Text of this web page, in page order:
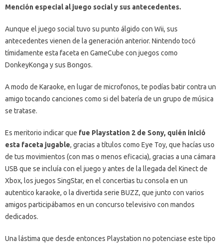
Mención especial al juego socialy sus antecedentes.
Aunque el juego social tuvo su punto álgido con Wii, sus
antecedentes vienen de la generación anterior. Nintendo tocó
tímidamente esta faceta en GameCube con juegos como
DonkeyKonga y sus Bongos.
A modo de Karaoke, en lugar de microfonos, te podías batir contra un
amigo tocando canciones como si del batería de un grupo de música
se tratase.
Es meritorio indicar que fue Playstation 2 de Sony, quién inició
esta faceta jugable, gracias a títulos como Eye Toy, que hacías uso
de tus movimientos (con mas o menos eficacia), gracias a una cámara
USB que se incluía con el juego y antes de la llegada del Kinect de
Xbox, los juegos SingStar, en el concertias tu consola en un
autentico karaoke, o la divertida serie BUZZ, que junto con varios
amigos participábamos en un concurso televisivo con mandos
dedicados.
Una lástima que desde entonces Playstation no potenciase este tipo